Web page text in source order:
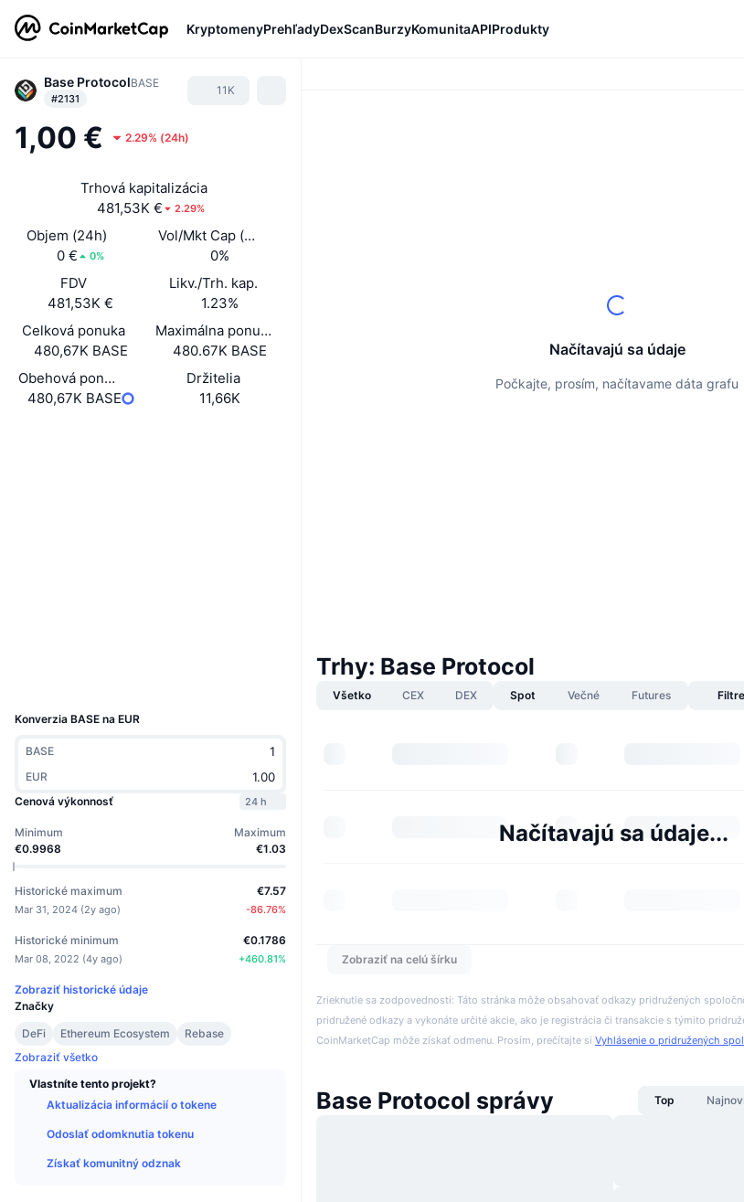
KryptomenyPrehľadyDexScanBurzyKomunitaAPIProdukty
Base ProtocolBASE
#2131
11K
1,00 € 2.29% (24h)
Trhová kapitalizácia
481,53K €
2.29%
Objem (24h)
0 €
0%
Vol/Mkt Cap (24h)
0%
FDV
481,53K €
Likv./Trh. kap.
1.23%
Celková ponuka
480,67K BASE
Maximálna ponuka
480.67K BASE
Obehová ponuka
480,67K BASE
Držitelia
11,66K
Konverzia BASE na EUR
BASE
EUR
Cenová výkonnosť
24 h
Minimum
€0.9968
Maximum
€1.03
Historické maximum
Mar 31, 2024 (2y ago)
€7.57
-86.76%
Historické minimum
Mar 08, 2022 (4y ago)
€0.1786
+460.81%
Zobraziť historické údaje
Značky
DeFi
Ethereum Ecosystem
Rebase
Zobraziť všetko
Vlastníte tento projekt?
Aktualizácia informácií o tokene
Odoslať odomknutia tokenu
Získať komunitný odznak
Načítavajú sa údaje
Počkajte, prosím, načítavame dáta grafu
Trhy: Base Protocol
Všetko CEX DEX Spot Večné Futures Filtre
Načítavajú sa údaje...
Zobraziť na celú šírku
Zrieknutie sa zodpovednosti: Táto stránka môže obsahovať odkazy pridružených
pridružené odkazy a vykonáte určité akcie, ako je registrácia či transakcie s týmito
CoinMarketCap môže získať odmenu. Prosím, prečítajte si Vyhlásenie o pridružených
Base Protocol správy Top